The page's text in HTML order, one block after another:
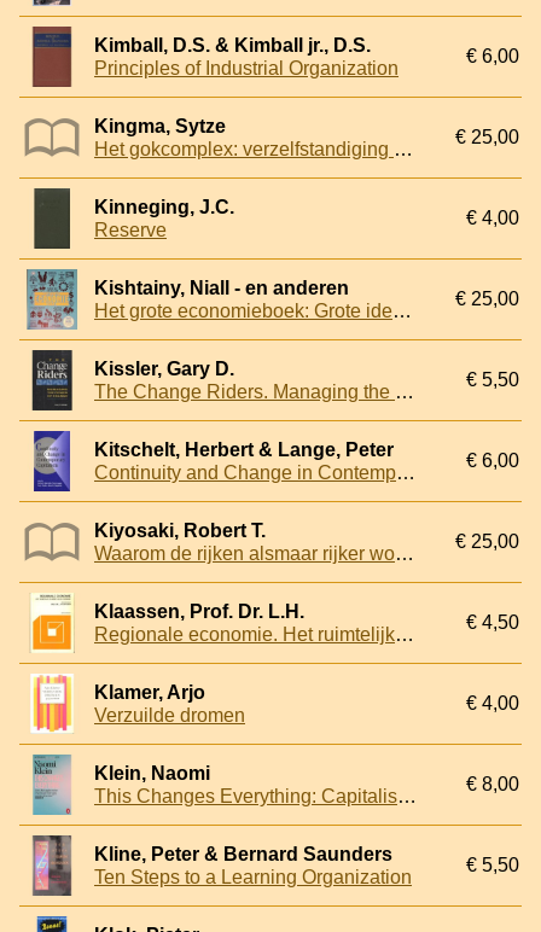
Kimball, D.S. & Kimball jr., D.S.
Principles of Industrial Organization
€ 6,00
Kingma, Sytze
Het gokcomplex: verzelfstandiging van vermaak
€ 25,00
Kinneging, J.C.
Reserve
€ 4,00
Kishtainy, Niall - en anderen
Het grote economieboek: Grote ideeën eenvoudig uitgelegd
€ 25,00
Kissler, Gary D.
The Change Riders. Managing the Power of Change
€ 5,50
Kitschelt, Herbert & Lange, Peter
Continuity and Change in Contemporary Capitalism
€ 6,00
Kiyosaki, Robert T.
Waarom de rijken alsmaar rijker worden: Wat is de financiéle ontwikkeling... eigenlijk?
€ 25,00
Klaassen, Prof. Dr. L.H.
Regionale economie. Het ruimtelijk element in de economie
€ 4,50
Klamer, Arjo
Verzuilde dromen
€ 4,00
Klein, Naomi
This Changes Everything: Capitalism Vs. the Climate
€ 8,00
Kline, Peter & Bernard Saunders
Ten Steps to a Learning Organization
€ 5,50